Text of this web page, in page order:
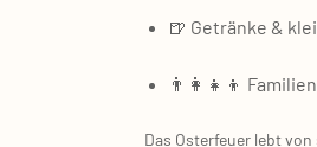
🍺 Geträn­ke &
👨‍👩‍👧‍👦
Das Oster­feu­er lebt